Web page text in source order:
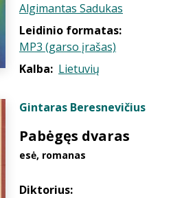
Algimantas Sadukas
Leidinio formatas:
MP3 (garso įrašas)
Kalba: Lietuvių
Gintaras Beresnevičius
Pabėgęs dvaras
esė, romanas
Diktorius: